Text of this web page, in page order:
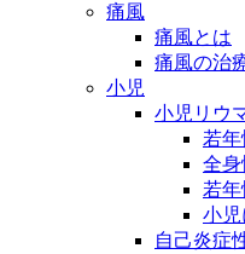
痛風
痛風とは
痛風の治
小児
小児リウ
若
全身
若
小
自己炎症